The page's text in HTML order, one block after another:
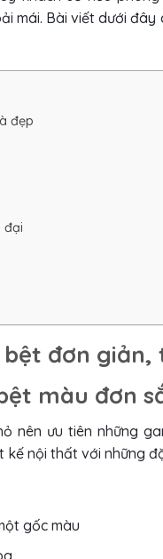
mái. Bài viết dưới
đẹp
đại
đơn
màu đơn
nên ưu tiên những
nội thất với những
gốc màu